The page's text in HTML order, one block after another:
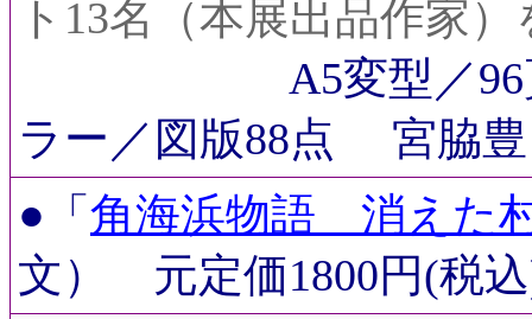
ト13名（本展出品作家
A5変型／
ラー／図版88点 宮脇
●「 角海浜物語 消えた
文） 元定価1800円(